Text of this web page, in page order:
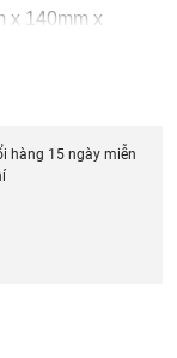
x 140mm x
hàng 15 ngày miễn